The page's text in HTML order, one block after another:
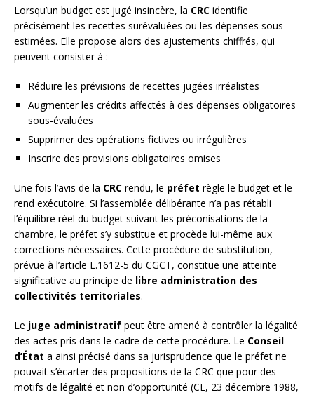
Lorsqu’un budget est jugé insincère, la CRC identifie
précisément les recettes surévaluées ou les dépenses sous-
estimées. Elle propose alors des ajustements chiffrés, qui
peuvent consister à :
Réduire les prévisions de recettes jugées irréalistes
Augmenter les crédits affectés à des dépenses obligatoires
sous-évaluées
Supprimer des opérations fictives ou irrégulières
Inscrire des provisions obligatoires omises
Une fois l’avis de la CRC rendu, le préfet règle le budget et le
rend exécutoire. Si l’assemblée délibérante n’a pas rétabli
l’équilibre réel du budget suivant les préconisations de la
chambre, le préfet s’y substitue et procède lui-même aux
corrections nécessaires. Cette procédure de substitution,
prévue à l’article L.1612-5 du CGCT, constitue une atteinte
significative au principe de libre administration des
collectivités territoriales.
Le juge administratif peut être amené à contrôler la légalité
des actes pris dans le cadre de cette procédure. Le Conseil
d’État a ainsi précisé dans sa jurisprudence que le préfet ne
pouvait s’écarter des propositions de la CRC que pour des
motifs de légalité et non d’opportunité (CE, 23 décembre 1988,